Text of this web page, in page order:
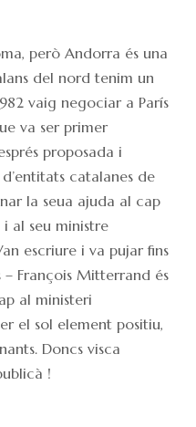
però Andorra és una
del nord tenim un
vaig negociar a París
va ser primer
proposada i
catalanes de
la seua ajuda al cap
i al seu ministre
escriure i va pujar fins
– François Mitterrand és
al ministeri
el sol element positiu,
Doncs visca
!